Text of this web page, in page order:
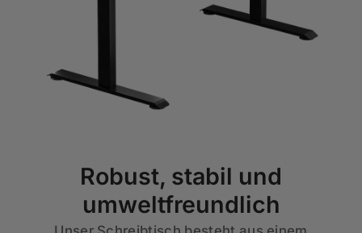
Robust, stabil und
umweltfreundlich